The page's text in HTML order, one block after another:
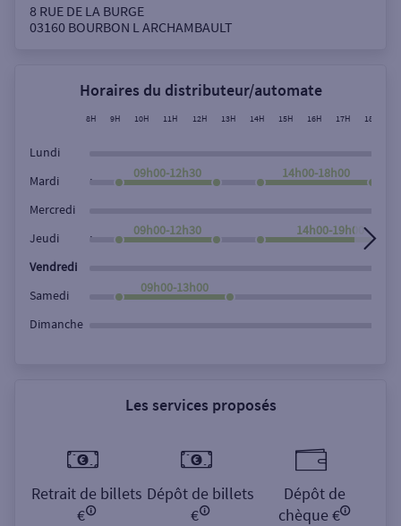
Rue
8 RUE DE LA BURGE
03160 BOURBON L ARCHAMBAULT
Horaires du distributeur/automate
8H 9H 10H 11H 12H 13H 14H 15H 16H 17H 18H
Lundi
Mardi
09h00-12h30
, 14h00-18h00
Mercredi
Jeudi
09h00-12h30
, 14h00-19h00
Vendredi
Samedi
09h00-13h00
Dimanche
Les services proposés
Retrait de billets
€
Dépôt de billets
€
Dépôt de
chèque €